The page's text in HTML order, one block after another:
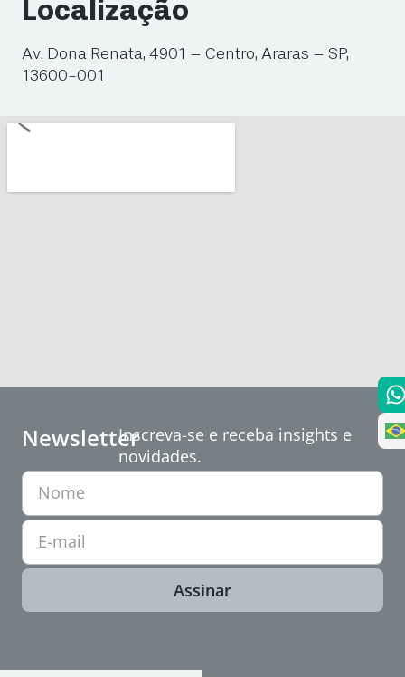
Localização
Av. Dona Renata, 4901 – Centro, Araras – SP,
13600-001
NewsletterInscreva-se e receba insights e
novidades.
Nome
E-mail
Assinar